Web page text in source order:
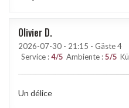
Olivier D
2026-07-30 - 21:15 - Gäste 4
Service :4/5 Ambiente :5/5
Un délice